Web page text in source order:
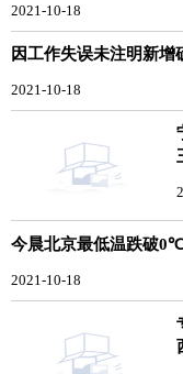
2021-10-18
因工作失误未注明新
2021-10-18
今晨北京最低温跌破
2021-10-18